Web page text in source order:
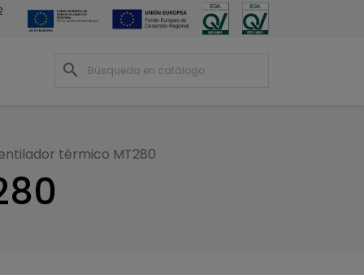
search
térmico MT280